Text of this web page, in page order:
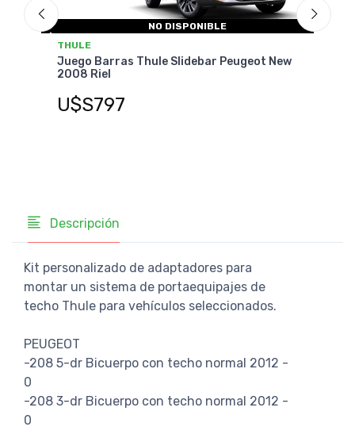
NO DISPONIBLE
THULE
Juego Barras Thule Slidebar Peugeot New
2008 Riel
U$S797
Descripción
Kit personalizado de adaptadores para
montar un sistema de portaequipajes de
techo Thule para vehículos seleccionados.
PEUGEOT
-208 5-dr Bicuerpo con techo normal 2012 -
0
-208 3-dr Bicuerpo con techo normal 2012 -
0